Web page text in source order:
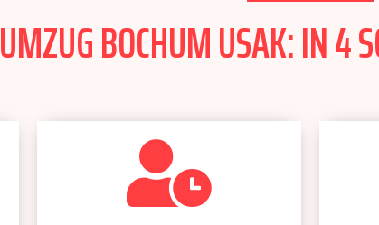
UMZUG BOCHUM USAK: IN 4